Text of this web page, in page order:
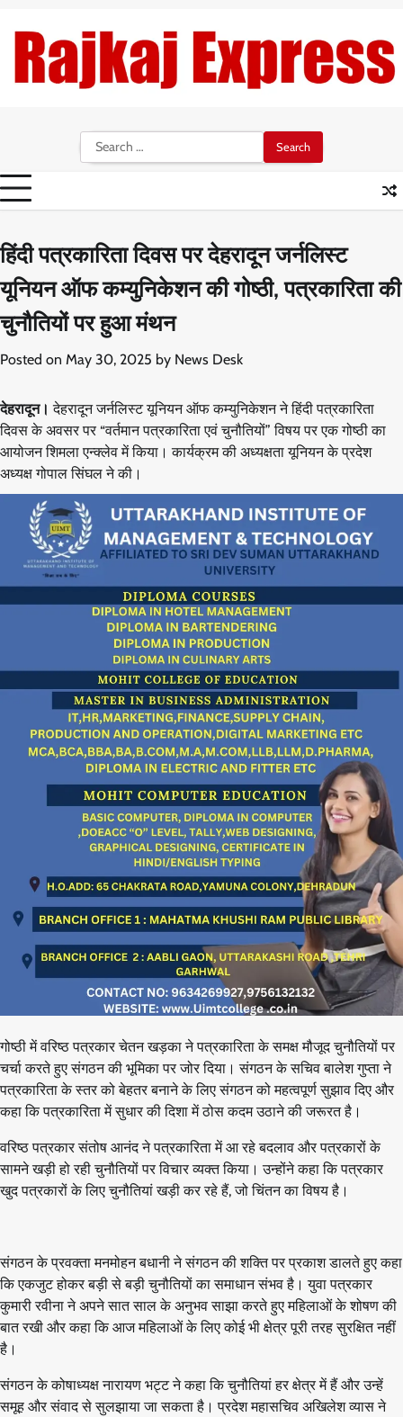
content
Search
for:
हिंदी पत्रकारिता दिवस पर देहरादून जर्नलिस्ट
यूनियन ऑफ कम्युनिकेशन की गोष्ठी, पत्रकारिता की
चुनौतियों पर हुआ मंथन
Posted on May 30, 2025 by News Desk
देहरादून। देहरादून जर्नलिस्ट यूनियन ऑफ कम्युनिकेशन ने हिंदी पत्रकारिता
दिवस के अवसर पर “वर्तमान पत्रकारिता एवं चुनौतियों” विषय पर एक गोष्ठी का
आयोजन शिमला एन्क्लेव में किया। कार्यक्रम की अध्यक्षता यूनियन के प्रदेश
अध्यक्ष गोपाल सिंघल ने की।
गोष्ठी में वरिष्ठ पत्रकार चेतन खड़का ने पत्रकारिता के समक्ष मौजूद चुनौतियों पर
चर्चा करते हुए संगठन की भूमिका पर जोर दिया। संगठन के सचिव बालेश गुप्ता ने
पत्रकारिता के स्तर को बेहतर बनाने के लिए संगठन को महत्वपूर्ण सुझाव दिए और
कहा कि पत्रकारिता में सुधार की दिशा में ठोस कदम उठाने की जरूरत है।
वरिष्ठ पत्रकार संतोष आनंद ने पत्रकारिता में आ रहे बदलाव और पत्रकारों के
सामने खड़ी हो रही चुनौतियों पर विचार व्यक्त किया। उन्होंने कहा कि पत्रकार
खुद पत्रकारों के लिए चुनौतियां खड़ी कर रहे हैं, जो चिंतन का विषय है।
संगठन के प्रवक्ता मनमोहन बधानी ने संगठन की शक्ति पर प्रकाश डालते हुए कहा
कि एकजुट होकर बड़ी से बड़ी चुनौतियों का समाधान संभव है। युवा पत्रकार
कुमारी रवीना ने अपने सात साल के अनुभव साझा करते हुए महिलाओं के शोषण की
बात रखी और कहा कि आज महिलाओं के लिए कोई भी क्षेत्र पूरी तरह सुरक्षित नहीं
है।
संगठन के कोषाध्यक्ष नारायण भट्ट ने कहा कि चुनौतियां हर क्षेत्र में हैं और उन्हें
समूह और संवाद से सुलझाया जा सकता है। प्रदेश महासचिव अखिलेश व्यास ने